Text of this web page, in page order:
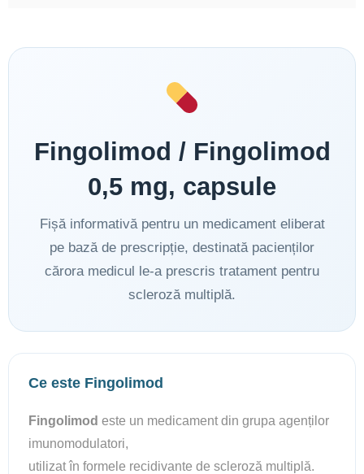
Fingolimod / Fingolimod
0,5 mg, capsule
Fișă informativă pentru un medicament eliberat
pe bază de prescripție, destinată pacienților
cărora medicul le-a prescris tratament pentru
scleroză multiplă.
Ce este Fingolimod
Fingolimod este un medicament din grupa agenților
imunomodulatori,
utilizat în formele recidivante de scleroză multiplă.